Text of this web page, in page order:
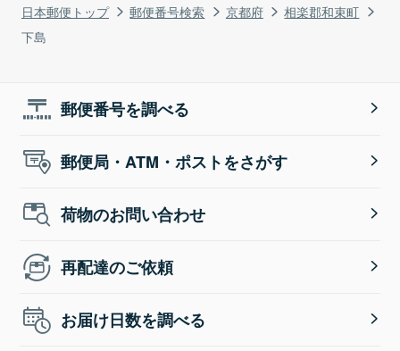
日本郵便トップ 郵便番号検索 京都府
相楽郡和束町
下島
郵便番号を調べる
郵便局・ATM・ポストをさがす
荷物のお問い合わせ
再配達のご依頼
お届け日数を調べる